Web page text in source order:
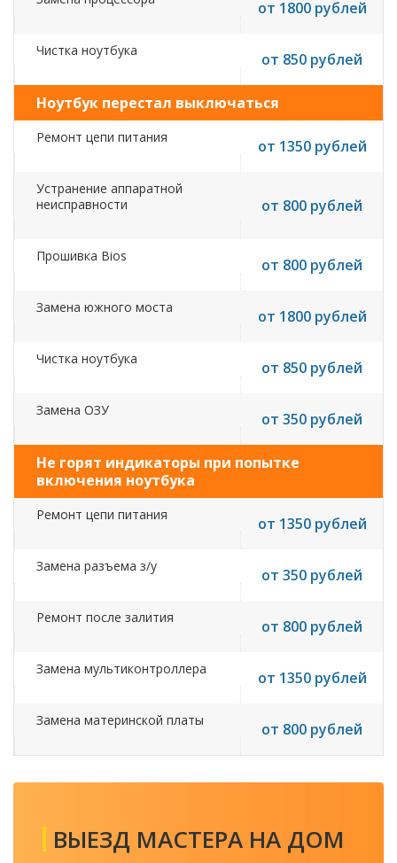
от 1800 рублей
Чистка ноутбука от 850 рублей
Ноутбук перестал выключаться
Ремонт цепи питания от 1350 рублей
Устранение аппаратной
неисправности
от 800 рублей
Прошивка Bios от 800 рублей
Замена южного моста от 1800 рублей
Чистка ноутбука от 850 рублей
Замена ОЗУ от 350 рублей
Не горят индикаторы при попытке
включения ноутбука
Ремонт цепи питания от 1350 рублей
Замена разъема з/у от 350 рублей
Ремонт после залития от 800 рублей
Замена мультиконтроллера от 1350 рублей
Замена материнской платы от 800 рублей
ВЫЕЗД МАСТЕРА НА ДОМ